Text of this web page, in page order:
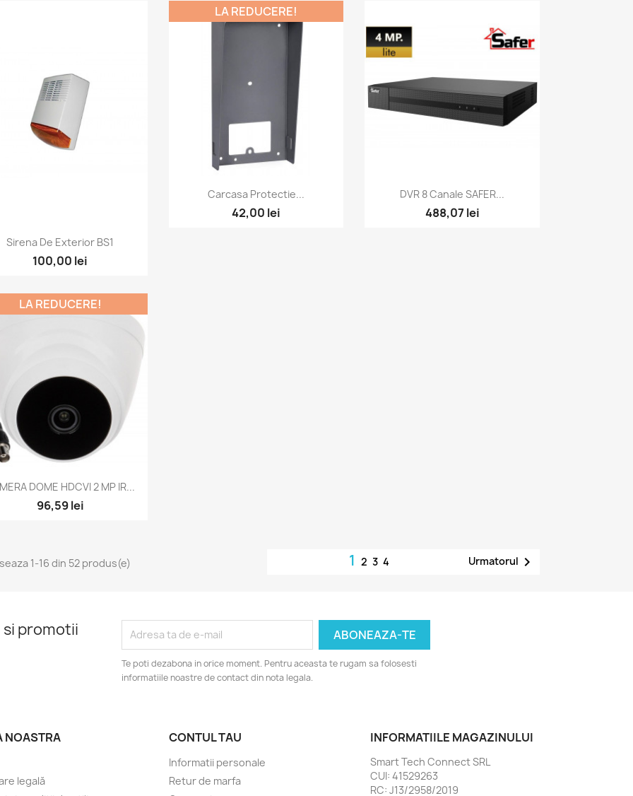
Vizualizare rapida
Sirena De Exterior BS1
100,00 lei
Vizualizare rapida
Carcasa Protectie...
42,00 lei
LA REDUCERE!
Vizualizare rapida
DVR 8 Canale SAFER...
488,07 lei
Vizualizare rapida
DOME HDCVI 2 MP IR...
96,59 lei
LA REDUCERE!
1-16 din 52 produs(e) 1 2 3 4 Urmatorul 
promotii
Te poti dezabona in orice moment. Pentru aceasta te rugam sa folosesti
informatiile noastre de contact din nota legala.
NOASTRA
legală
CONTUL TAU
Informatii personale
Retur de marfa
INFORMATIILE MAGAZINULUI
Smart Tech Connect SRL
CUI: 41529263
RC: J13/2958/2019